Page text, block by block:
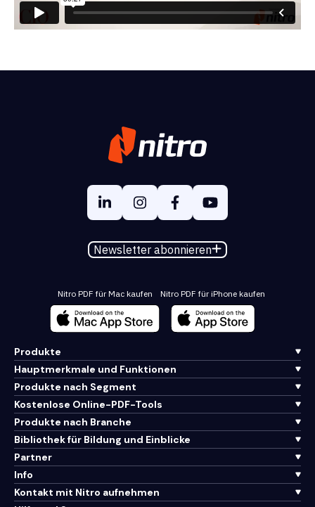
Newsletter abonnieren
Nitro PDF für Mac kaufen Nitro PDF für iPhone kaufen
Produkte
Hauptmerkmale und Funktionen
Produkte nach Segment
Kostenlose Online-PDF-Tools
Produkte nach Branche
Bibliothek für Bildung und Einblicke
Partner
Info
Kontakt mit Nitro aufnehmen